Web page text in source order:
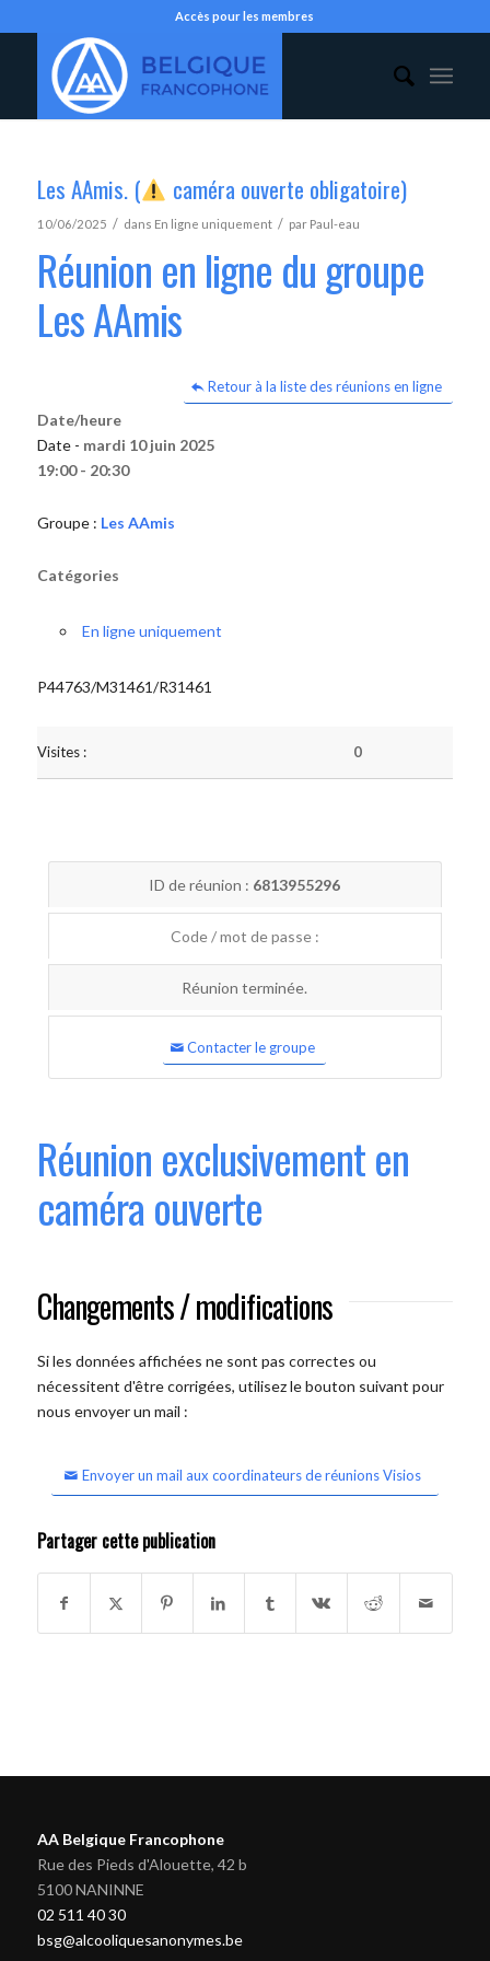
Accès pour les membres
Les AAmis. ( caméra ouverte obligatoire)
10/06/2025 / dans En ligne uniquement / par Paul-eau
Réunion en ligne du groupe
Les AAmis
Retour à la liste des réunions en ligne
Date/heure
Date - mardi 10 juin 2025
19:00 - 20:30
Groupe : Les AAmis
Catégories
En ligne uniquement
P44763/M31461/R31461
Visites : 0
ID de réunion : 6813955296
Code / mot de passe :
Réunion terminée.
Contacter le groupe
Réunion exclusivement en
caméra ouverte
Changements / modifications
Si les données affichées ne sont pas correctes ou
nécessitent d'être corrigées, utilisez le bouton suivant pour
nous envoyer un mail :
Envoyer un mail aux coordinateurs de réunions Visios
Partager cette publication
AA Belgique Francophone
Rue des Pieds d'Alouette, 42 b
5100 NANINNE
02 511 40 30
bsg@alcooliquesanonymes.be